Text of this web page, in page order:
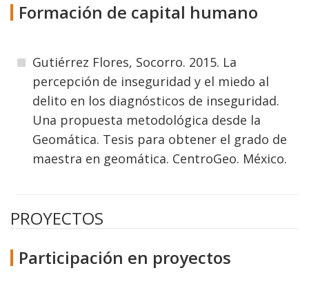
Formación de capital humano
Gutiérrez Flores, Socorro. 2015. La
percepción de inseguridad y el miedo al
delito en los diagnósticos de inseguridad.
Una propuesta metodológica desde la
Geomática. Tesis para obtener el grado de
maestra en geomática. CentroGeo. México.
PROYECTOS
Participación en proyectos